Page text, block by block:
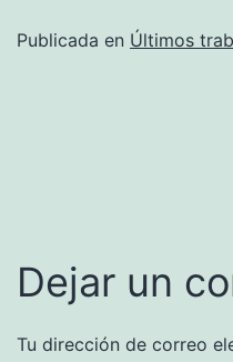
Publicada en Últimos
Dejar un
Tu dirección de correo